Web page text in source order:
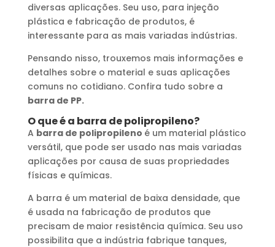
diversas aplicações. Seu uso, para injeção
plástica e fabricação de produtos, é
interessante para as mais variadas indústrias.
Pensando nisso, trouxemos mais informações e
detalhes sobre o material e suas aplicações
comuns no cotidiano. Confira tudo sobre a
barra de PP.
O que é a barra de polipropileno?
A barra de polipropileno é um material plástico
versátil, que pode ser usado nas mais variadas
aplicações por causa de suas propriedades
físicas e químicas.
A barra é um material de baixa densidade, que
é usada na fabricação de produtos que
precisam de maior resistência química. Seu uso
possibilita que a indústria fabrique tanques,